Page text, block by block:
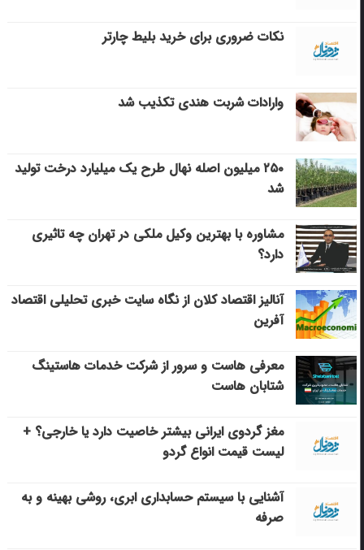
نکات ضروری برای خرید بلیط چارتر
وارادات شربت هندی تکذیب شد
۲۵۰ میلیون اصله نهال طرح یک میلیارد درخت تولید
شد
مشاوره با بهترین وکیل ملکی در تهران چه تاثیری
دارد؟
آنالیز اقتصاد کلان از نگاه سایت خبری تحلیلی اقتصاد
آفرین
معرفی هاست و سرور از شرکت خدمات هاستینگ
شتابان هاست
مغز گردوی ایرانی بیشتر خاصیت دارد یا خارجی؟ +
لیست قیمت انواع گردو
آشنایی با سیستم حسابداری ابری، روشی بهینه و به
صرفه